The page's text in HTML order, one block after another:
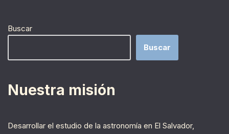
Buscar
Buscar
Nuestra misión
Desarrollar el estudio de la astronomía en El Salvador,